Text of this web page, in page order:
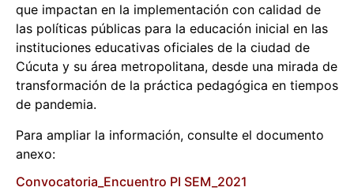
que impactan en la implementación con calidad de
las políticas públicas para la educación inicial en las
instituciones educativas oficiales de la ciudad de
Cúcuta y su área metropolitana, desde una mirada de
transformación de la práctica pedagógica en tiempos
de pandemia.
Para ampliar la información, consulte el documento
anexo:
Convocatoria_Encuentro PI SEM_2021